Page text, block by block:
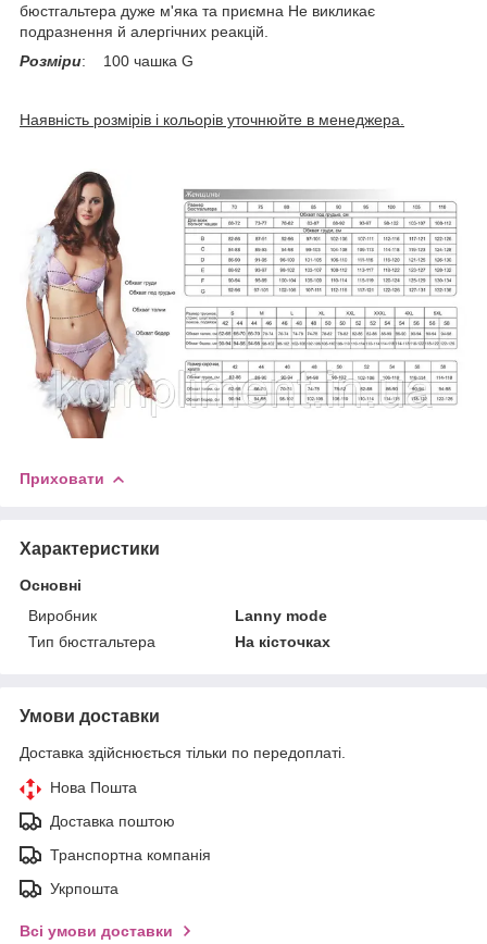
бюстгальтера дуже м'яка та приємна Не викликає
подразнення й алергічних реакцій.
Розміри: 100 чашка G
Наявність розмірів і кольорів уточнюйте в менеджера.
Приховати
Характеристики
Основні
Виробник
Lanny mode
Тип бюстгальтера
На кісточках
Умови доставки
Доставка здійснюється тільки по передоплаті.
Нова Пошта
Доставка поштою
Транспортна компанія
Укрпошта
Всі умови доставки